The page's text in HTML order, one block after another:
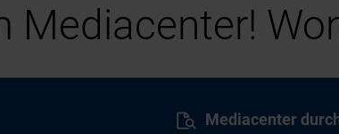
Mediacenter!
Mediacenter